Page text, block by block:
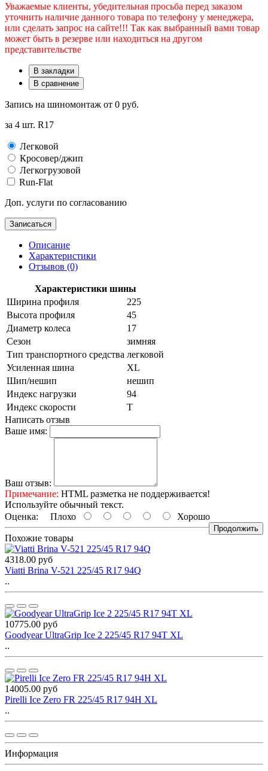
Уважаемые клиенты, убедительная просьба перед заказом
уточнить наличие данного товара по телефону у менеджера,
или сделать запрос на сайте!!! Так как выбранный вами товар
может быть в резерве или находиться на другом
представительстве
В закладки
В сравнение
Запись на шиномонтаж от 0 руб.
за 4 шт. R17
Легковой
Кросовер/джип
Легкогрузовой
Run-Flat
Доп. услуги по согласованию
Записаться
Описание
Характеристики
Отзывов (0)
Характеристики шины
Ширина профиля
225
Высота профиля
45
Диаметр колеса
17
Сезон
зимняя
Тип транспортного средства легковой
Усиленная шина
XL
Шип/нешип
нешип
Индекс нагрузки
94
Индекс скорости
T
Написать отзыв
Ваше имя:
Ваш отзыв:
Примечание: HTML разметка не поддерживается!
Используйте обычный текст.
Оценка: Плохо Хорошо
Продолжить
Похожие товары
4318.00 руб
Viatti Brina V-521 225/45 R17 94Q
..
10775.00 руб
Goodyear UltraGrip Ice 2 225/45 R17 94T XL
..
14005.00 руб
Pirelli Ice Zero FR 225/45 R17 94H XL
..
Информация